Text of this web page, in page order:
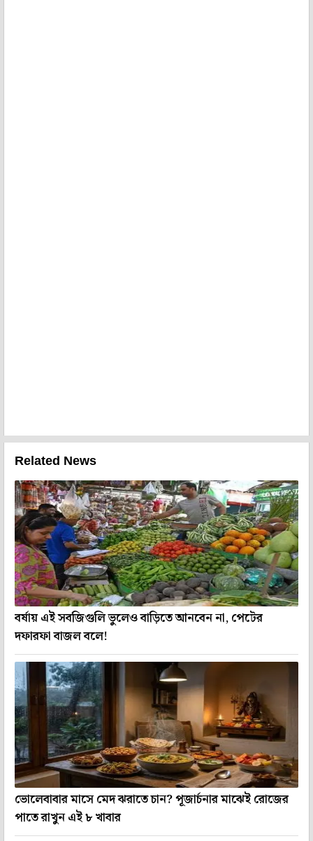
Related News
বর্ষায় এই সবজিগুলি ভুলেও বাড়িতে আনবেন না, পেটের
দফারফা বাজল বলে!
ভোলেবাবার মাসে মেদ ঝরাতে চান? পূজার্চনার মাঝেই রোজের
পাতে রাখুন এই ৮ খাবার